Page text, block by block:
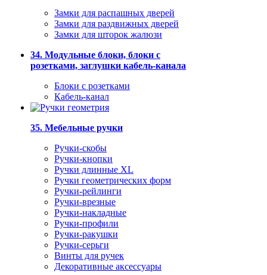
Замки для распашных дверей
Замки для раздвижных дверей
Замки для шторок жалюзи
34. Модульные блоки, блоки с
розетками, заглушки кабель-канала
Блоки с розетками
Кабель-канал
35. Мебельные ручки
Ручки-скобы
Ручки-кнопки
Ручки длинные XL
Ручки геометрических форм
Ручки-рейлинги
Ручки-врезные
Ручки-накладные
Ручки-профили
Ручки-ракушки
Ручки-серьги
Винты для ручек
Декоративные аксессуары